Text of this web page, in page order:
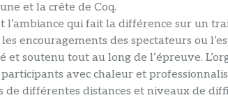
et la crête de Coq.
l’ambiance qui fait la différence sur un
encouragements des spectateurs ou
et soutenu tout au long de l’épreuve.
avec chaleur et
de différentes distances et niveaux de